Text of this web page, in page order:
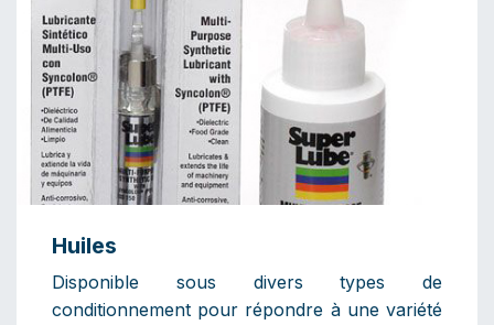
Huiles
Disponible sous divers types de
conditionnement pour répondre à une variété